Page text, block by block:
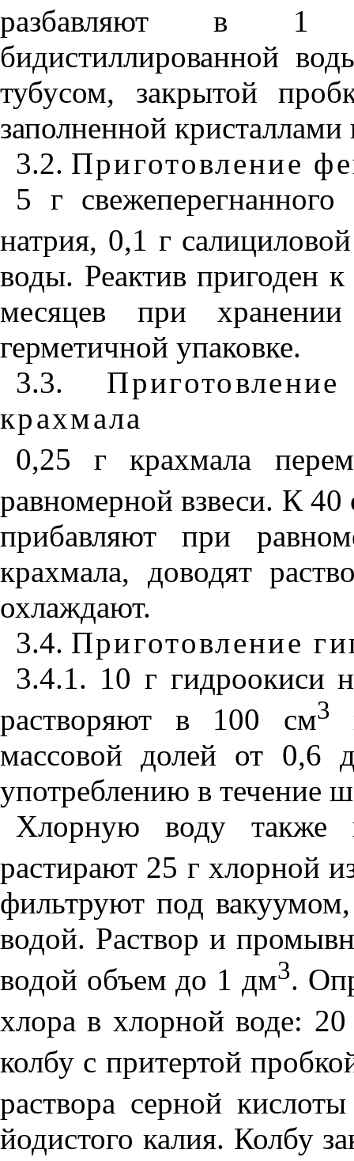
разбавляют в 1
бидистиллированной
тубусом, закрытой
заполненной
3.2. Приготовление
5 г
натрия, 0,1 г
воды. Реактив пригоден
месяцев при
герметичной упаковке.
3.3.
крахмала
0,25 г крахмала
равномерной взвеси. К 40
прибавляют при
крахмала, доводят
охлаждают.
3.4. Приготовление
3.4.1. 10 г гидроокиси
растворяют в 100 см3
массовой долей от 0,6
употреблению в течение
Хлорную воду также
растирают 25 г хлорной
фильтруют под
водой. Раствор и
водой объем до 1 дм3.
хлора в хлорной воде:
колбу с притертой
раствора серной
йодистого калия. Колбу